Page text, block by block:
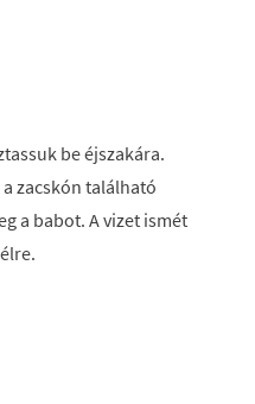
be éjszakára.
zacskón található
a babot. A vizet ismét